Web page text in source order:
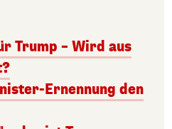
Trump – Wird aus
Ernennung den